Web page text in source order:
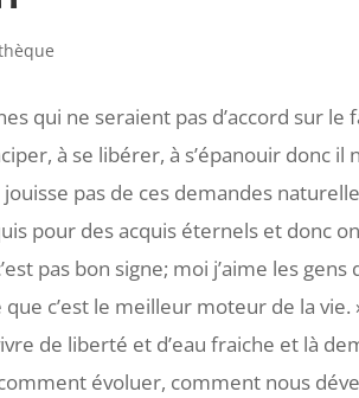
qui ne seraient pas d’accord sur
à se libérer, à s’épanouir donc il
pas de ces demandes
pour des acquis éternels et donc
pas bon signe; moi j’aime les
c’est le meilleur moteur de la vie.
de liberté et d’eau fraiche et là
évoluer, comment nous